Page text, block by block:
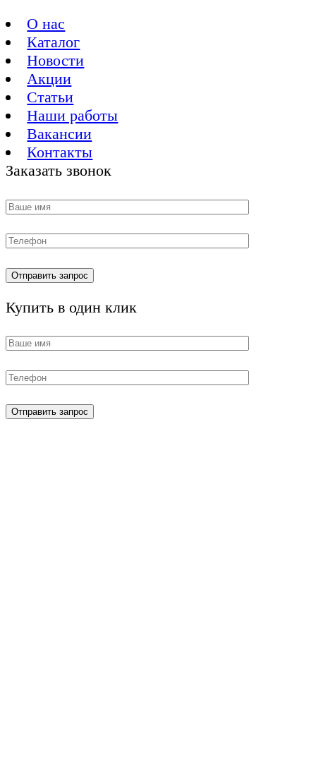
О нас
Каталог
Новости
Акции
Статьи
Наши работы
Вакансии
Контакты
Заказать звонок
Купить в один клик